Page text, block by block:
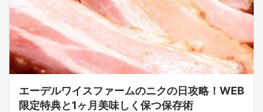
エーデルワイスファームのニクの日攻略！WEB
限定特典と1ヶ月美味しく保つ保存術